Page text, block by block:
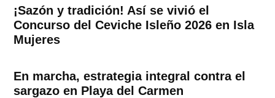
¡Sazón y tradición! Así se vivió el
Concurso del Ceviche Isleño 2026 en Isla
Mujeres
En marcha, estrategia integral contra el
sargazo en Playa del Carmen